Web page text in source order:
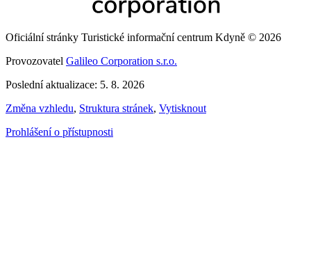
Oficiální stránky Turistické informační centrum Kdyně © 2026
Provozovatel Galileo Corporation s.r.o.
Poslední aktualizace: 5. 8. 2026
Změna vzhledu, Struktura stránek, Vytisknout
Prohlášení o přístupnosti